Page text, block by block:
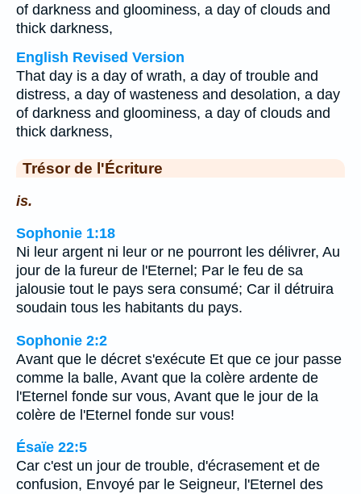
of darkness and gloominess, a day of clouds and
thick darkness,
English Revised Version
That day is a day of wrath, a day of trouble and
distress, a day of wasteness and desolation, a day
of darkness and gloominess, a day of clouds and
thick darkness,
Trésor de l'Écriture
is.
Sophonie 1:18
Ni leur argent ni leur or ne pourront les délivrer, Au
jour de la fureur de l'Eternel; Par le feu de sa
jalousie tout le pays sera consumé; Car il détruira
soudain tous les habitants du pays.
Sophonie 2:2
Avant que le décret s'exécute Et que ce jour passe
comme la balle, Avant que la colère ardente de
l'Eternel fonde sur vous, Avant que le jour de la
colère de l'Eternel fonde sur vous!
Ésaïe 22:5
Car c'est un jour de trouble, d'écrasement et de
confusion, Envoyé par le Seigneur, l'Eternel des